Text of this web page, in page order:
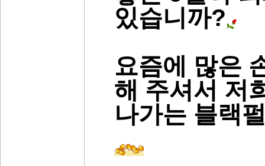
있습니까?
요즘에 많은
해 주셔서 저
나가는 블랙